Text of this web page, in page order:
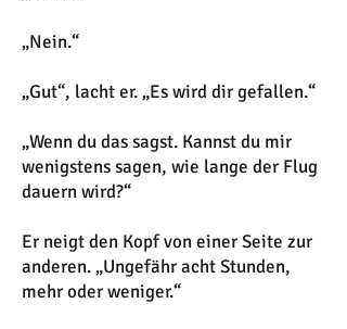
„Nein.“
„Gut“, lacht er. „Es wird dir gefallen.“
„Wenn du das sagst. Kannst du mir
wenigstens sagen, wie lange der Flug
dauern wird?“
Er neigt den Kopf von einer Seite zur
anderen. „Ungefähr acht Stunden,
mehr oder weniger.“